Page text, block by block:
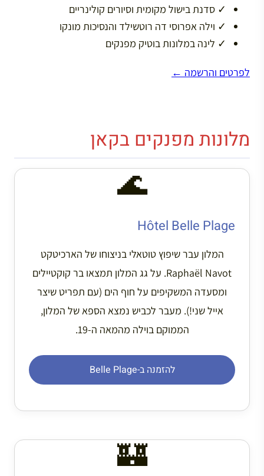
✓ סדנת בישול מקומית וסיורים קולינריים
✓ וילה אפרוסי דה רוטשילד והנסיכות מונקו
✓ לינה במלונות בוטיק מפנקים
לפרטים והרשמה ←
מלונות מפנקים בקאן
🌊
Hôtel Belle Plage
המלון עבר שיפוץ טוטאלי בניצוחו של הארכיטקט
Raphaël Navot. על גג המלון תמצאו בר קוקטיילים
ומסעדה המשקיפים על חוף הים (עם תפריט שיצר
אייל שני!). מעבר לכביש נמצא הספא של המלון,
הממוקם בוילה מהמאה ה-19.
להזמנה ב-Belle Plage
🏰